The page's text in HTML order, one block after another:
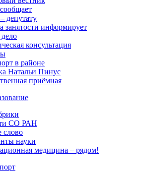
депутату
занятости информирует
консультация
в районе
Натальи Пинус
приёмная
СО РАН
слово
науки
медицина – рядом!